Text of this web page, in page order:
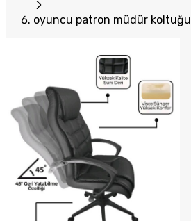
oyuncu patron müdür koltuğu